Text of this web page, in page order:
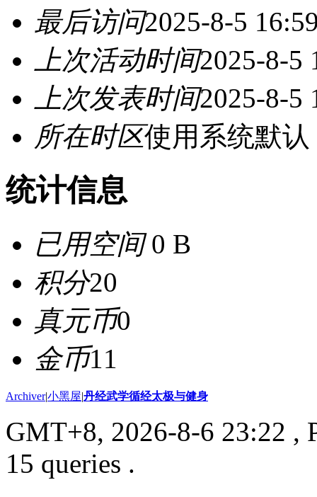
最后访问2025-8-5
上次活动时间2025-8-5
上次发表时间2025-8-5
所在时区使用系统默认
统计信息
已用空间0 B
积分20
真元币0
金币11
Archiver|小黑屋|丹经武学循经太极与健身
GMT+8, 2026-8-6 23:22 ,
15 queries .